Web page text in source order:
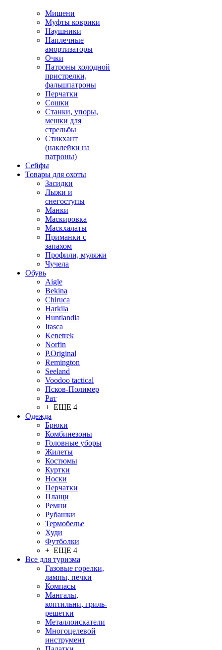
Мишени
Муфты коврики
Наушники
Наплечные
амортизаторы
Очки
Патроны холодной
пристрелки,
фальшпатроны
Перчатки
Сошки
Станки, упоры,
мешки для
стрельбы
Стикхант
(наклейки на
патроны)
Сейфы
Товары для охоты
Засидки
Лыжи и
снегоступы
Манки
Маскировка
Маскхалаты
Приманки с
запахом
Профили, муляжи
Чучела
Обувь
Aigle
Bekina
Chiruсa
Harkila
Huntlandia
Itasca
Kenetrek
Norfin
P.Original
Remington
Seeland
Voodoo tactical
Псков-Полимер
Рат
+ ЕЩЕ 4
Одежда
Брюки
Комбинезоны
Головные уборы
Жилеты
Костюмы
Куртки
Носки
Перчатки
Плащи
Ремни
Рубашки
Термобелье
Худи
Футболки
+ ЕЩЕ 4
Все для туризма
Газовые горелки,
лампы, печки
Компасы
Мангалы,
коптильни, гриль-
решетки
Металлоискатели
Многоцелевой
инструмент